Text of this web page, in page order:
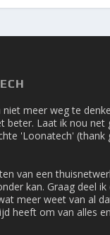
meer weg te
beter. Laat ik nou net
'Loonatech' (thank
van een
kan. Graag deel
meer weet van al
heeft om van alles